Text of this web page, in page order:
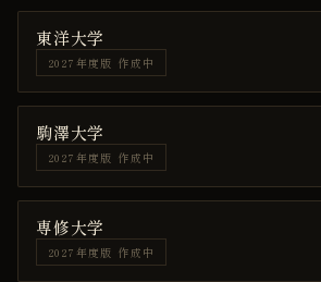
東洋大学
2027年度版 作成中
駒澤大学
2027年度版 作成中
専修大学
2027年度版 作成中